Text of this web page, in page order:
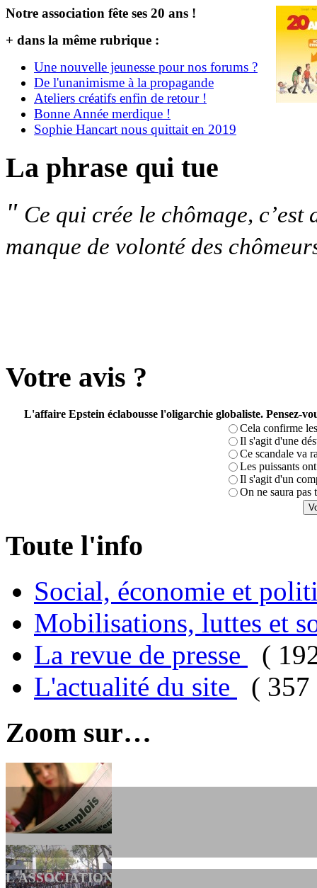
Notre association fête ses 20 ans !
+ dans la même rubrique :
Une nouvelle jeunesse pour nos forums ?
De l'unanimisme à la propagande
Ateliers créatifs enfin de retour !
Bonne Année merdique !
Sophie Hancart nous quittait en 2019
La phrase qui tue
" Ce qui crée le chômage,
manque de volonté des
Votre avis ?
L'affaire Epstein éclabousse l'oligarchie globaliste. Pensez-
Cela confirme
Il s'agit d'une
Ce scandale va
Les puissants
Il s'agit d'un
On ne saura pas
Toute l'info
Social, économie et
Mobilisations, luttes et
La revue de presse
(
L'actualité du site
( 357
Zoom sur…
L'ASSOCIATION